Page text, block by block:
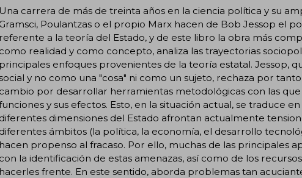
Una carrera de más de treinta años en la ciencia política y su
Gramsci, Poulantzas o el propio Marx hacen de Bob Jessop el
referente a la teoría del Estado, y de este libro la obra más
como realidad y como concepto, analiza las trayectorias
principales enfoques provenientes de la teoría estatal. Jessop,
y no como una "cosa" ni como un sujeto, rechaza por
cambio por desarrollar herramientas metodológicas con las
y sus efectos. Esto, en la situación actual, se traduce
diferentes dimensiones del Estado afrontan actualmente
diferentes ámbitos (la política, la economía, el desarrollo
hacen propenso al fracaso. Por ello, muchas de las principales
con la identificación de estas amenazas, así como de los
hacerles frente. En este sentido, aborda problemas tan